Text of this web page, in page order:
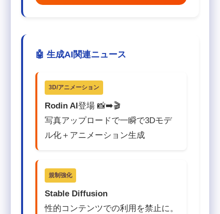
🤖 生成AI関連ニュース
3D/アニメーション
Rodin AI登場 📸➡️🎬
写真アップロードで一瞬で3Dモデ
ル化＋アニメーション生成
規制強化
Stable Diffusion
性的コンテンツでの利用を禁止に。